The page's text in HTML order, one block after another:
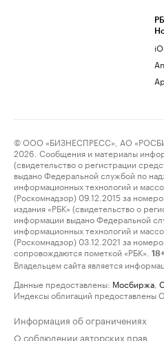
© ООО «БИЗНЕСПРЕСС», АО
2026. Сообщения и материалы
(свидетельство о регистрации
выдано Федеральной службой по
информационных технологий и
(Роскомнадзор) 09.12.2015 за
издания «РБК» (свидетельство о
информации выдано Федеральной
информационных технологий и
(Роскомнадзор) 03.12.2021 за
сопровождаются пометкой «РБК».
Владельцем сайта является
Данные предоставлены: Мосбиржа
Индексы облигаций предоставлены
Информация об ограничениях
О соблюдении авторских прав